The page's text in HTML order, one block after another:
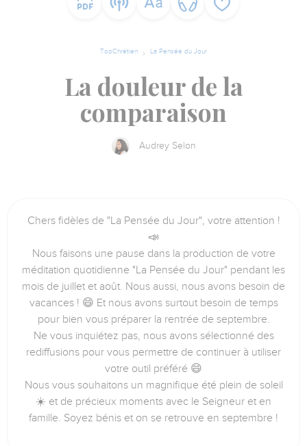
TopChrétien La Pensée du Jour
La douleur de la
comparaison
Audrey Selon
Chers fidèles de "La Pensée du Jour", votre attention !
📣
Nous faisons une pause dans la production de votre
méditation quotidienne "La Pensée du Jour" pendant les
mois de juillet et août. Nous aussi, nous avons besoin de
vacances ! 😄 Et nous avons surtout besoin de temps
pour bien vous préparer la rentrée de septembre.
Ne vous inquiétez pas, nous avons sélectionné des
rediffusions pour vous permettre de continuer à utiliser
votre outil préféré 😄
Nous vous souhaitons un magnifique été plein de soleil
☀️ et de précieux moments avec le Seigneur et en
famille. Soyez bénis et on se retrouve en septembre !